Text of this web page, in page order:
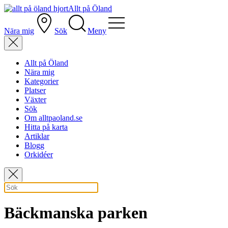
Allt på Öland
Nära mig Sök Meny
Allt på Öland
Nära mig
Kategorier
Platser
Växter
Sök
Om alltpaoland.se
Hitta på karta
Artiklar
Blogg
Orkidéer
Bäckmanska parken